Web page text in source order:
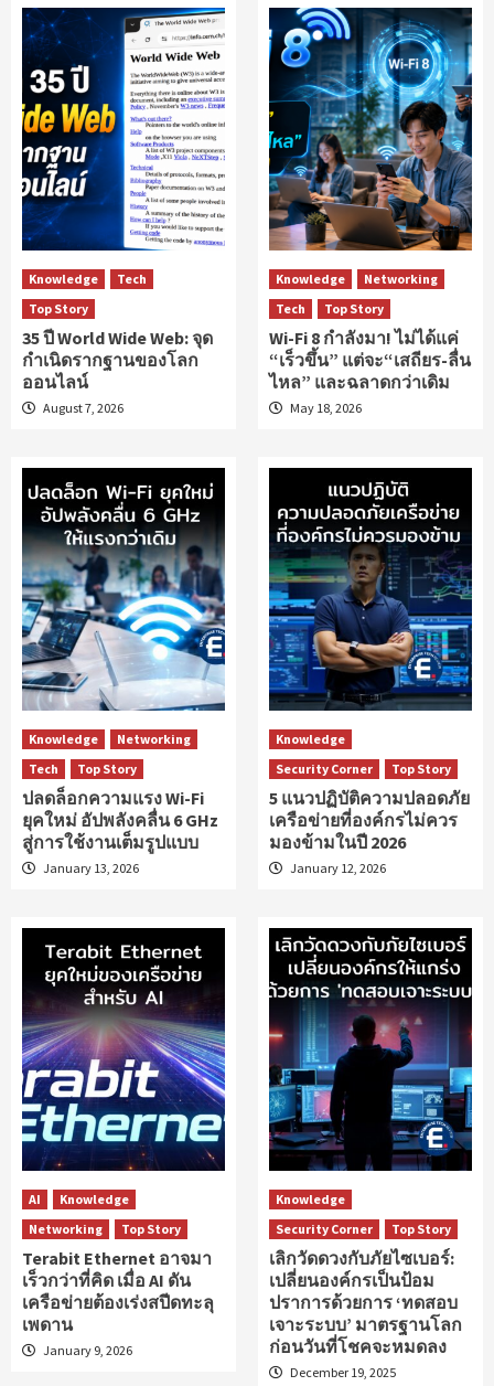
Knowledge
Tech
Top Story
35 ปี World Wide Web: จุด
กำเนิดรากฐานของโลก
ออนไลน์
August 7, 2026
Knowledge
Networking
Tech
Top Story
Wi-Fi 8 กำลังมา! ไม่ได้แค่
“เร็วขึ้น” แต่จะ“เสถียร-ลื่น
ไหล” และฉลาดกว่าเดิม
May 18, 2026
Knowledge
Networking
Tech
Top Story
ปลดล็อกความแรง Wi-Fi
ยุคใหม่ อัปพลังคลื่น 6 GHz
สู่การใช้งานเต็มรูปแบบ
January 13, 2026
Knowledge
Security Corner
Top Story
5 แนวปฏิบัติความปลอดภัย
เครือข่ายที่องค์กรไม่ควร
มองข้ามในปี 2026
January 12, 2026
AI
Knowledge
Networking
Top Story
Terabit Ethernet อาจมา
เร็วกว่าที่คิด เมื่อ AI ดัน
เครือข่ายต้องเร่งสปีดทะลุ
เพดาน
January 9, 2026
Knowledge
Security Corner
Top Story
เลิกวัดดวงกับภัยไซเบอร์:
เปลี่ยนองค์กรเป็นป้อม
ปราการด้วยการ ‘ทดสอบ
เจาะระบบ’ มาตรฐานโลก
ก่อนวันที่โชคจะหมดลง
December 19, 2025